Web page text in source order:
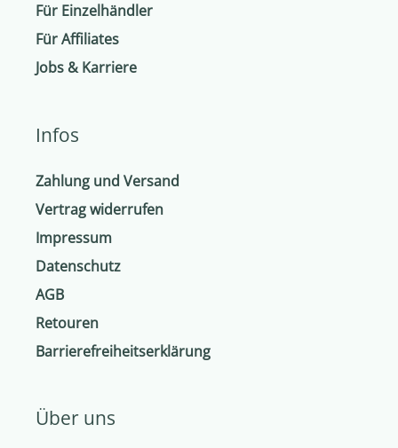
Für Einzelhändler
Für Affiliates
Jobs & Karriere
Infos
Zahlung und Versand
Vertrag widerrufen
Impressum
Datenschutz
AGB
Retouren
Barrierefreiheitserklärung
Über uns